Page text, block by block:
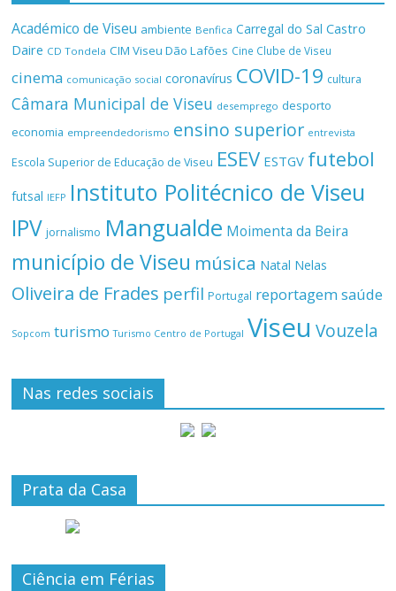
Académico de Viseu ambiente Benfica Carregal do Sal Castro
Daire CD Tondela CIM Viseu Dão Lafões Cine Clube de Viseu
cinema comunicação social coronavírus COVID-19 cultura
Câmara Municipal de Viseu desemprego desporto
economia empreendedorismo ensino superior entrevista
Escola Superior de Educação de Viseu ESEV ESTGV futebol
futsal IEFP Instituto Politécnico de Viseu
IPV jornalismo Mangualde Moimenta da Beira
município de Viseu música Natal Nelas
Oliveira de Frades perfil Portugal reportagemsaúde
Sopcom turismo Turismo Centro de Portugal Viseu Vouzela
Nas redes sociais
Prata da Casa
Ciência em Férias